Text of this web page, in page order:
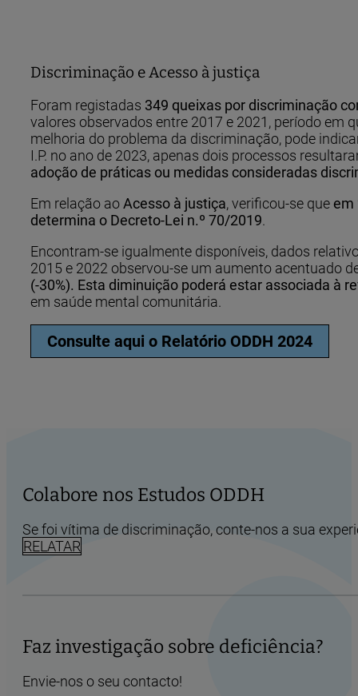
Discriminação e Acesso à justiça
Foram registadas 349 queixas por discriminação
valores observados entre 2017 e 2021, período em
melhoria do problema da discriminação, pode
I.P. no ano de 2023, apenas dois processos
adoção de práticas ou medidas consideradas
Em relação ao Acesso à justiça, verificou-se que em
determina o Decreto-Lei n.º 70/2019.
Encontram-se igualmente disponíveis, dados
2015 e 2022 observou-se um aumento acentuado
(-30%). Esta diminuição poderá estar associada à
em saúde mental comunitária.
Consulte aqui o Relatório ODDH 2024
Colabore nos Estudos ODDH
Se foi vítima de discriminação, conte-nos a sua
RELATAR
Faz investigação sobre deficiência?
Envie-nos o seu contacto!